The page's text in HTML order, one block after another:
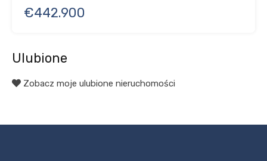
€442.900
Ulubione
Zobacz moje ulubione nieruchomości